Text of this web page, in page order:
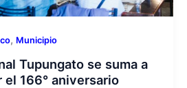
, Municipio
Tupungato se suma a
166° aniversario